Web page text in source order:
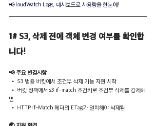
📢 loudWatch Logs, 대시보드로 사용량을 한눈에!
1# S3, 삭제 전에 객체 변경 여부를 확인합
니다!
📢 주요 변경사항
• S3 범용 버킷에서 조건부 삭제 기능 지원 시작
면
• HTTP If-Match 헤더의 ETag가 일치해야 삭제됨